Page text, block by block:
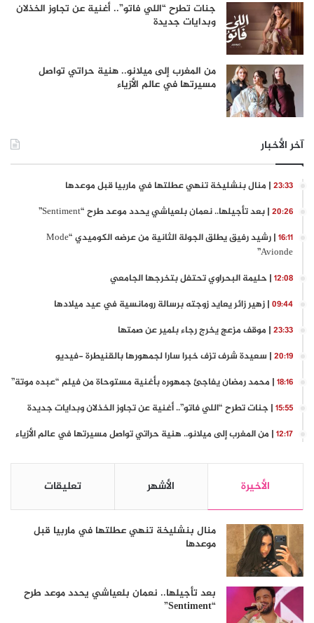
جنات تطرح “اللي فاتو”.. أغنية عن تجاوز الخذلان
وبدايات جديدة
من المغرب إلى ميلانو.. هنية حراتي تواصل
مسيرتها في عالم الأزياء
آخر الأخبار
23:33 | منال بنشليخة تنهي عطلتها في ماربيا قبل موعدها
20:26 | بعد تأجيلها.. نعمان بلعياشي يحدد موعد طرح “Sentiment”
16:11
| رشيد رفيق يطلق الجولة الثانية من عرضه الكوميدي “Mode
Avionde”
12:08 | حليمة البحراوي تحتفل بتخرجها الجامعي
09:44 | زهير زائر يعايد زوجته برسالة رومانسية في عيد ميلادها
23:33 | موقف مزعج يخرج رجاء بلمير عن صمتها
20:19 | سعيدة شرف تزف خبرا سارا لجمهورها بالقنيطرة -فيديو
18:16 | محمد رمضان يفاجئ جمهوره بأغنية مستوحاة من فيلم “عبده موتة”
15:55 | جنات تطرح “اللي فاتو”.. أغنية عن تجاوز الخذلان وبدايات جديدة
12:17 | من المغرب إلى ميلانو.. هنية حراتي تواصل مسيرتها في عالم الأزياء
الأخيرة الأشهر تعليقات
منال بنشليخة تنهي عطلتها في ماربيا قبل
موعدها
بعد تأجيلها.. نعمان بلعياشي يحدد موعد طرح
“Sentiment”